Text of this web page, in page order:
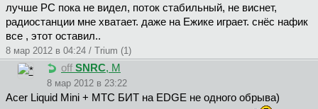
лучше РС пока не видел, поток стабильный, не виснет,
радиостанции мне хватает. даже на Ежике играет. снёс нафик
все , этот оставил..
8 мар 2012 в 04:24 / Trium (1)
off SNRC, М
8 мар 2012 в 23:22
Acer Liquid Mini + МТС БИТ на EDGE не одного обрыва)